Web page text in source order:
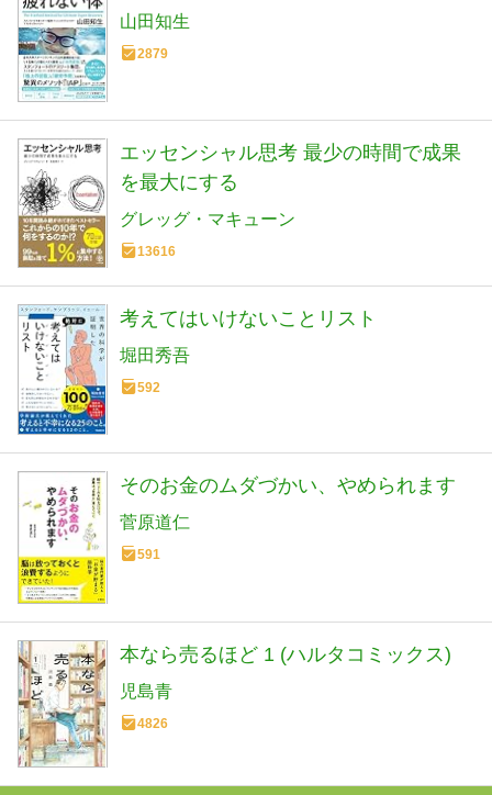
山田知生
2879
エッセンシャル思考 最少の時間で成果
を最大にする
グレッグ・マキューン
13616
考えてはいけないことリスト
堀田秀吾
592
そのお金のムダづかい、やめられます
菅原道仁
591
本なら売るほど 1 (ハルタコミックス)
児島青
4826